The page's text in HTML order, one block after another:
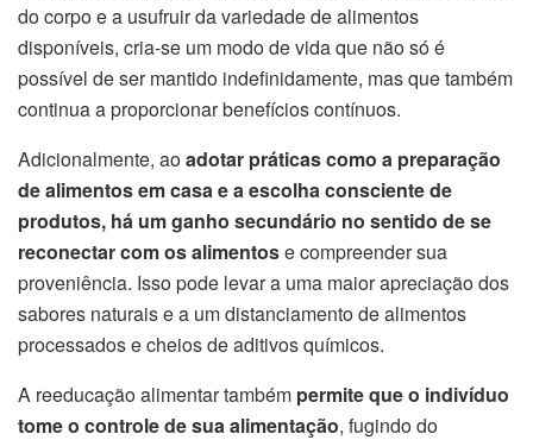
do corpo e a usufruir da variedade de alimentos
disponíveis, cria-se um modo de vida que não só é
possível de ser mantido indefinidamente, mas que também
continua a proporcionar benefícios contínuos.
Adicionalmente, aoadotar práticas como a preparação
de alimentos em casa e a escolha consciente de
produtos, há um ganho secundário no sentido de se
reconectar com os alimentose compreender sua
proveniência. Isso pode levar a uma maior apreciação dos
sabores naturais e a um distanciamento de alimentos
processados e cheios de aditivos químicos.
A reeducação alimentar também permite que o indivíduo
tome o controle de sua alimentação, fugindo do